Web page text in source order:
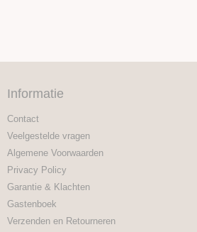
Informatie
Contact
Veelgestelde vragen
Algemene Voorwaarden
Privacy Policy
Garantie & Klachten
Gastenboek
Verzenden en Retourneren